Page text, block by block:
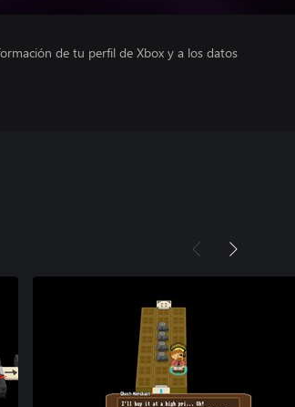
de tu perfil de Xbox y a los datos